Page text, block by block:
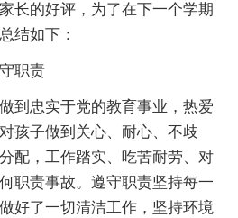
长的好评，为了在下一个学期
结如下：
职责
到忠实于党的教育事业，热爱
孩子做到关心、耐心、不歧
配，工作踏实、吃苦耐劳、对
职责事故。遵守职责坚持每一
好了一切清洁工作，坚持环境